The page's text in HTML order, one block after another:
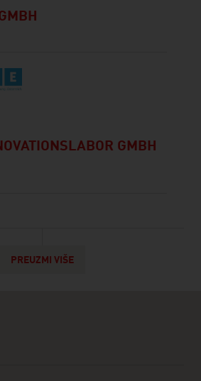
GMBH
PREUZMI VIŠE